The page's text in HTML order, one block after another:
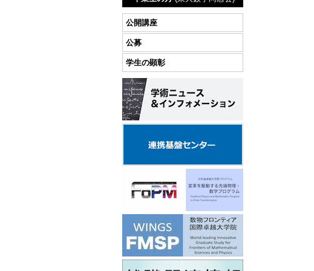
公開講座
公募
学生の顕彰